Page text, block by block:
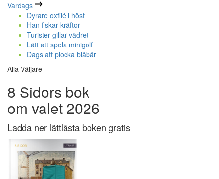
Vardags
Dyrare oxfilé i höst
Han fiskar kräftor
Turister gillar vädret
Lätt att spela minigolf
Dags att plocka blåbär
Alla Väljare
8 Sidors bok
om valet 2026
Ladda ner lättlästa boken gratis